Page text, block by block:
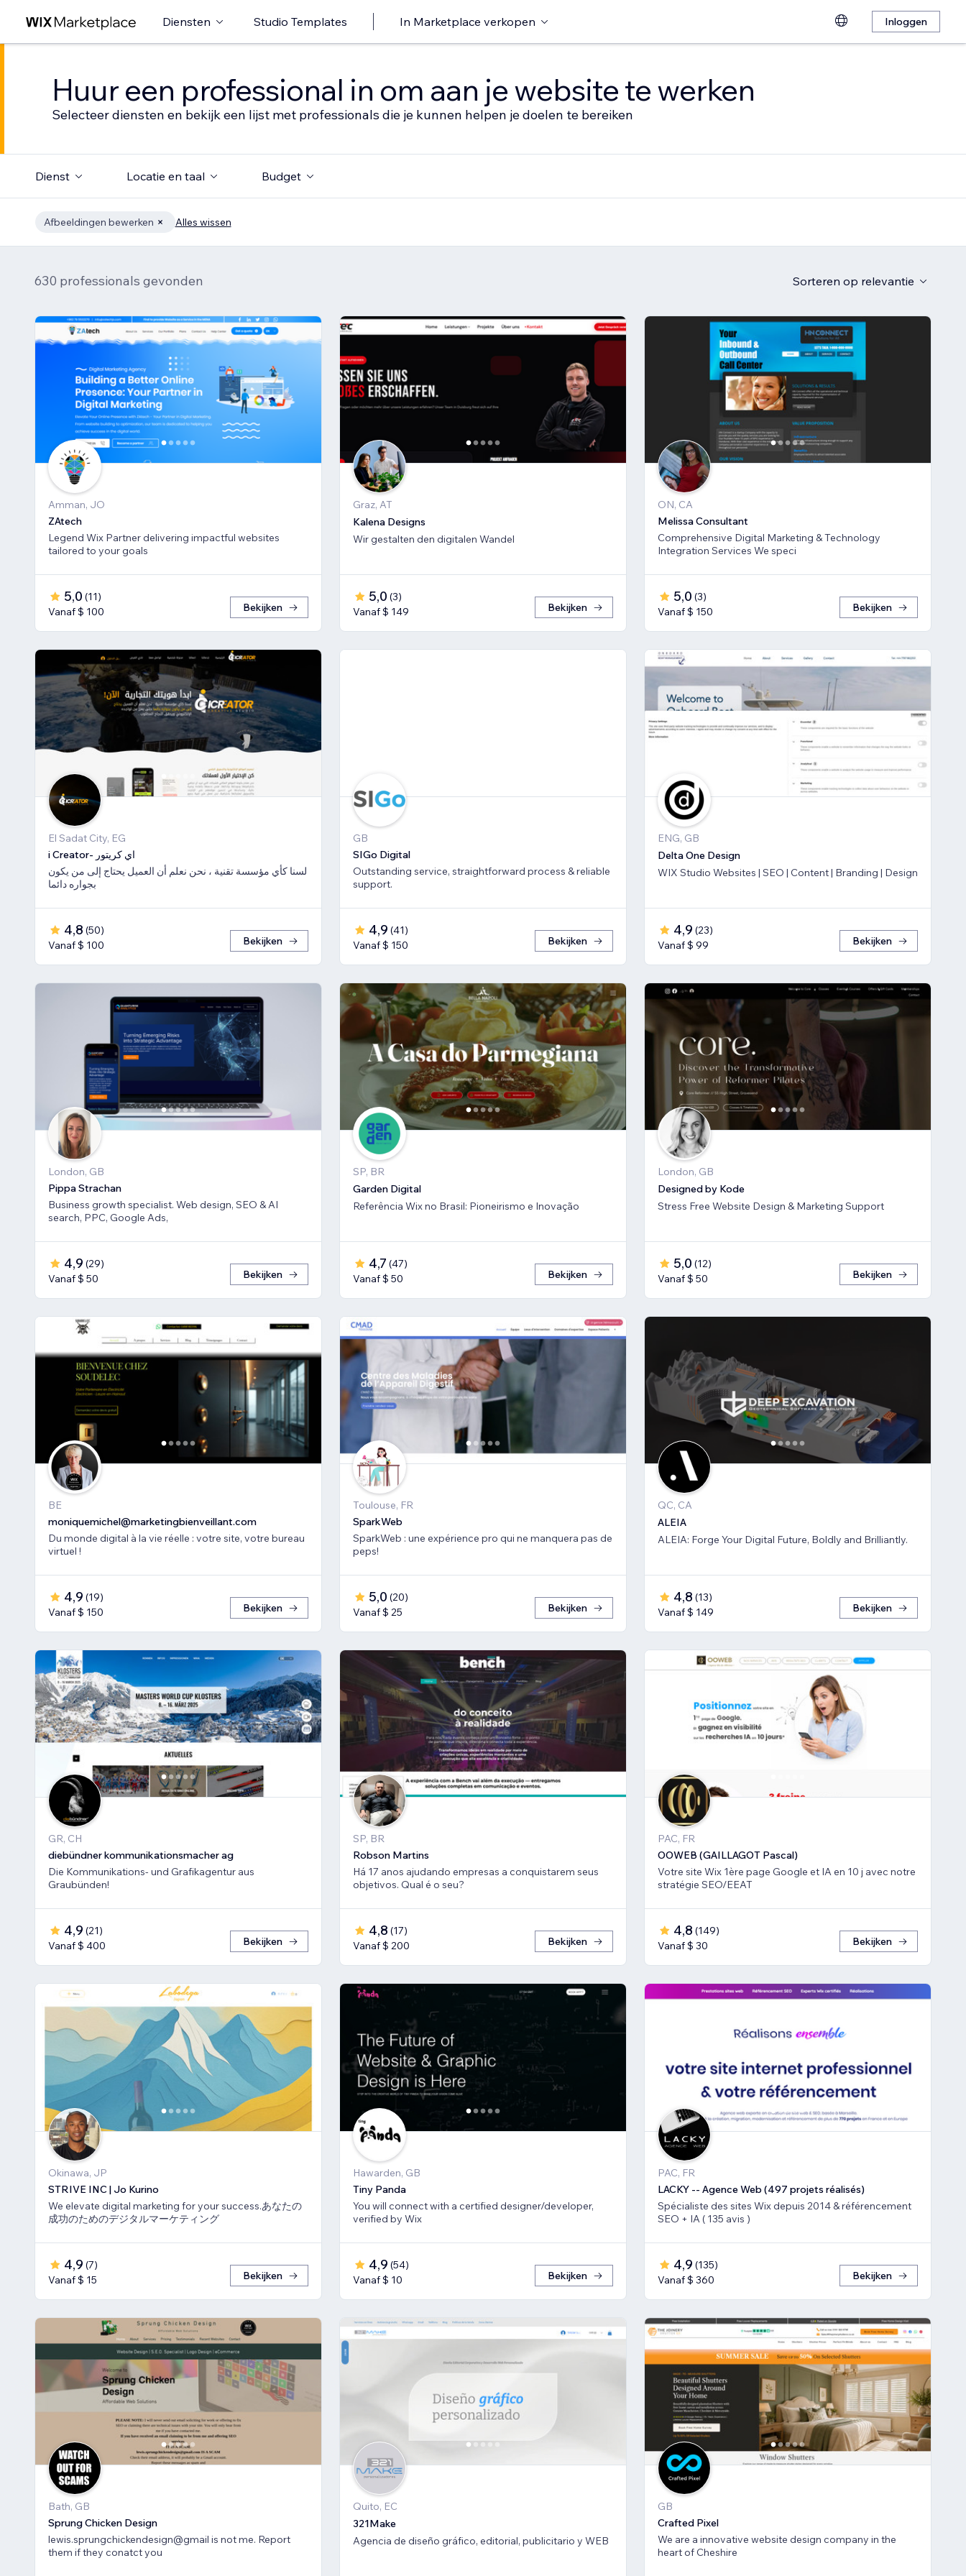
Diensten Studio Templates In Marketplace verkopen Inloggen
Huur een professional in om aan je website te werken
Selecteer diensten en bekijk een lijst met professionals die je kunnen helpen je doelen te bereiken
Dienst Locatie en taal Budget
Afbeeldingen bewerken Alles wissen
630 professionals gevonden Sorteren op relevantie
Amman, JO
ZAtech
Legend Wix Partner delivering impactful websites
tailored to your goals
5,0 (11)
Vanaf $ 100
Bekijken
Graz, AT
Kalena Designs
Wir gestalten den digitalen Wandel
5,0 (3)
Vanaf $ 149
Bekijken
ON, CA
Melissa Consultant
Comprehensive Digital Marketing & Technology
Integration Services We speci
5,0 (3)
Vanaf $ 150
Bekijken
El Sadat City, EG
i Creator- اي كريتور
لسنا كأي مؤسسة تقنية ، نحن نعلم أن العميل يحتاج إلى من يكون
بجواره دائما
4,8 (50)
Vanaf $ 100
Bekijken
GB
SIGo Digital
Outstanding service, straightforward process & reliable
support.
4,9 (41)
Vanaf $ 150
Bekijken
ENG, GB
Delta One Design
WIX Studio Websites | SEO | Content | Branding | Design
4,9 (23)
Vanaf $ 99
Bekijken
London, GB
Pippa Strachan
Business growth specialist. Web design, SEO & AI
search, PPC, Google Ads,
4,9 (29)
Vanaf $ 50
Bekijken
SP, BR
Garden Digital
Referência Wix no Brasil: Pioneirismo e Inovação
4,7 (47)
Vanaf $ 50
Bekijken
London, GB
Designed by Kode
Stress Free Website Design & Marketing Support
5,0 (12)
Vanaf $ 50
Bekijken
BE
moniquemichel@marketingbienveillant.com
Du monde digital à la vie réelle : votre site, votre bureau
virtuel !
4,9 (19)
Vanaf $ 150
Bekijken
Toulouse, FR
SparkWeb
SparkWeb : une expérience pro qui ne manquera pas de
peps!
5,0 (20)
Vanaf $ 25
Bekijken
QC, CA
ALEIA
ALEIA: Forge Your Digital Future, Boldly and Brilliantly.
4,8 (13)
Vanaf $ 149
Bekijken
GR, CH
diebündner kommunikationsmacher ag
Die Kommunikations- und Grafikagentur aus
Graubünden!
4,9 (21)
Vanaf $ 400
Bekijken
SP, BR
Robson Martins
Há 17 anos ajudando empresas a conquistarem seus
objetivos. Qual é o seu?
4,8 (17)
Vanaf $ 200
Bekijken
PAC, FR
OOWEB (GAILLAGOT Pascal)
Votre site Wix 1ère page Google et IA en 10 j avec notre
stratégie SEO/EEAT
4,8 (149)
Vanaf $ 30
Bekijken
Okinawa, JP
STRIVE INC | Jo Kurino
We elevate digital marketing for your success.あなたの
成功のためのデジタルマーケティング
4,9 (7)
Vanaf $ 15
Bekijken
Hawarden, GB
Tiny Panda
You will connect with a certified designer/developer,
verified by Wix
4,9 (54)
Vanaf $ 10
Bekijken
PAC, FR
LACKY -- Agence Web (497 projets réalisés)
Spécialiste des sites Wix depuis 2014 & référencement
SEO + IA ( 135 avis )
4,9 (135)
Vanaf $ 360
Bekijken
Bath, GB
Sprung Chicken Design
lewis.sprungchickendesign@gmail is not me. Report
them if they conatct you
Quito, EC
321Make
Agencia de diseño gráfico, editorial, publicitario y WEB
GB
Crafted Pixel
We are a innovative website design company in the
heart of Cheshire